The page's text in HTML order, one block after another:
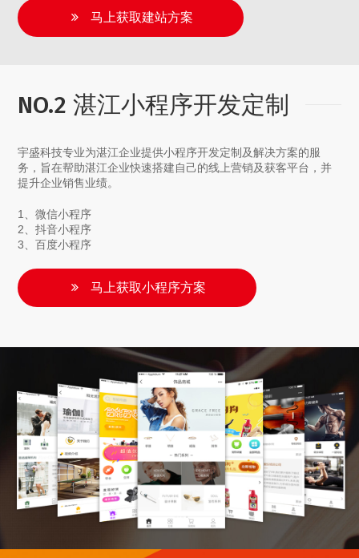
马上获取建站方案
NO.2 湛江小程序开发定制
宇盛科技专业为湛江企业提供小程序开发定制及解决方案的服
务，旨在帮助湛江企业快速搭建自己的线上营销及获客平台，并
提升企业销售业绩。
1、微信小程序
2、抖音小程序
3、百度小程序
马上获取小程序方案